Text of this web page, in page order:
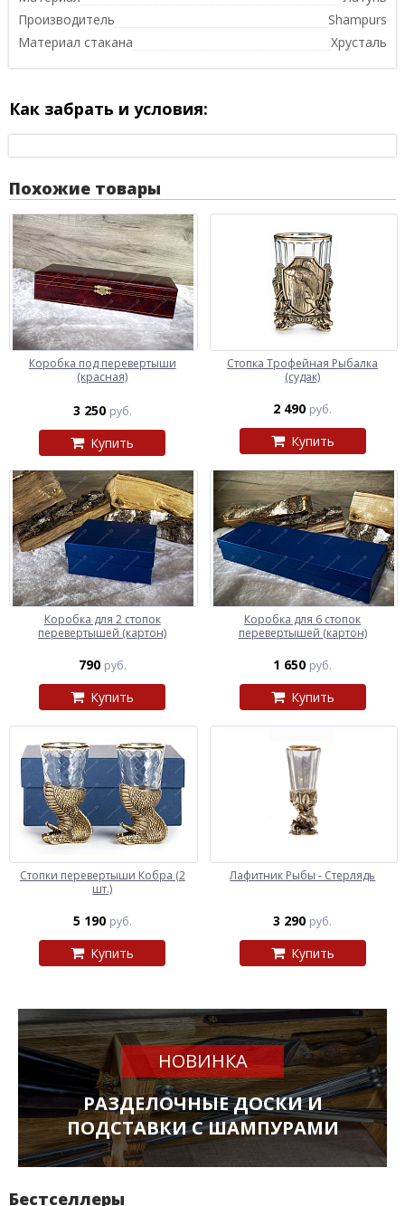
Производитель
Shampurs
Материал стакана
Хрусталь
Как забрать и условия:
Похожие товары
Коробка под перевертыши
(красная)
3 250 руб.
Купить
Стопка Трофейная Рыбалка
(судак)
2 490 руб.
Купить
Коробка для 2 стопок
перевертышей (картон)
790 руб.
Купить
Коробка для 6 стопок
перевертышей (картон)
1 650 руб.
Купить
Стопки перевертыши Кобра (2
шт.)
5 190 руб.
Купить
Лафитник Рыбы - Стерлядь
3 290 руб.
Купить
НОВИНКА
РАЗДЕЛОЧНЫЕ ДОСКИ И
ПОДСТАВКИ С ШАМПУРАМИ
Бестселлеры